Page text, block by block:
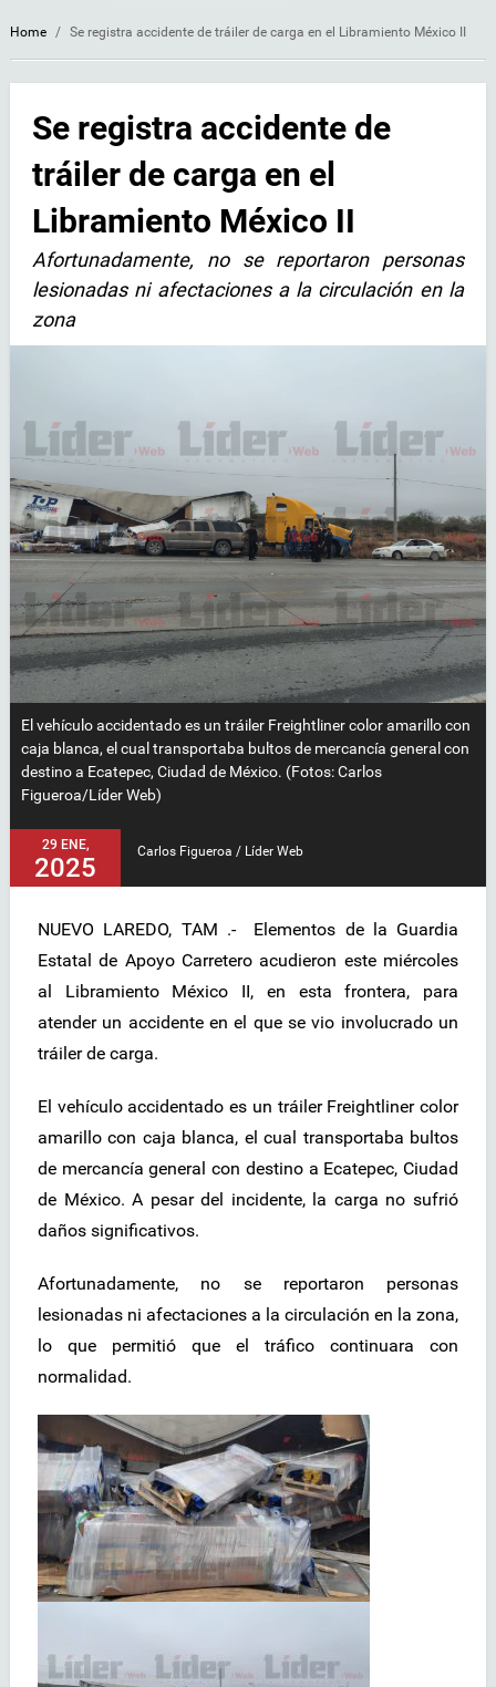
Home / Se registra accidente de tráiler de carga en el Libramiento México II
Se registra accidente de
tráiler de carga en el
Libramiento México II
Afortunadamente, no se reportaron personas
lesionadas ni afectaciones a la circulación en la
zona
El vehículo accidentado es un tráiler Freightliner color amarillo con
caja blanca, el cual transportaba bultos de mercancía general con
destino a Ecatepec, Ciudad de México. (Fotos: Carlos
Figueroa/Líder Web)
29 ENE,
2025
Carlos Figueroa / Líder Web
NUEVO LAREDO, TAM .- Elementos de la Guardia
Estatal de Apoyo Carretero acudieron este miércoles
al Libramiento México II, en esta frontera, para
atender un accidente en el que se vio involucrado un
tráiler de carga.
El vehículo accidentado es un tráiler Freightliner color
amarillo con caja blanca, el cual transportaba bultos
de mercancía general con destino a Ecatepec, Ciudad
de México. A pesar del incidente, la carga no sufrió
daños significativos.
Afortunadamente, no se reportaron personas
lesionadas ni afectaciones a la circulación en la zona,
lo que permitió que el tráfico continuara con
normalidad.